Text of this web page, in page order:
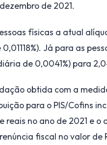
de 2021.
físicas a atual
Já para as
de 0,0041%) para
obtida com a
para o PIS/Cofins
reais no ano de 2021 e
fiscal no valor de